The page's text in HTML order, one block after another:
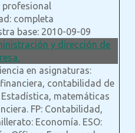
profesional
completa
base: 2010-09-09
y dirección de
en asignaturas:
contabilidad de
matemáticas
FP: Contabilidad,
Economía. ESO: